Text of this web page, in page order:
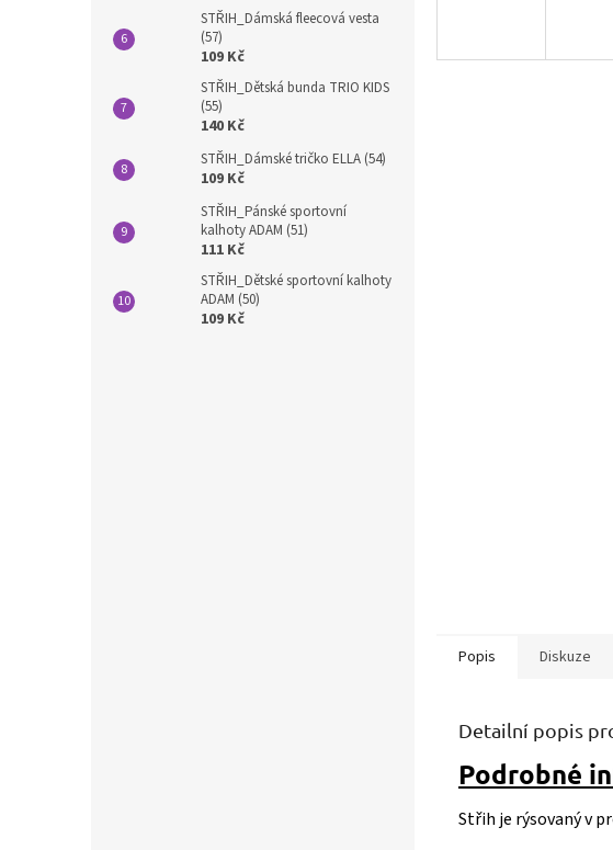
STŘIH_Dámská fleecová vesta
(57)
109 Kč
STŘIH_Dětská bunda TRIO KIDS
(55)
140 Kč
STŘIH_Dámské tričko ELLA (54)
109 Kč
STŘIH_Pánské sportovní
kalhoty ADAM (51)
111 Kč
STŘIH_Dětské sportovní kalhoty
ADAM (50)
109 Kč
Popis Diskuze
Detailní popis
Podrobné
Střih je rýsovaný v